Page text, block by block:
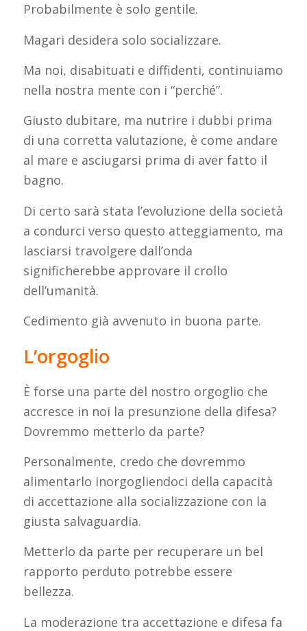
Probabilmente è solo gentile.
Magari desidera solo socializzare.
Ma noi, disabituati e diffidenti, continuiamo
nella nostra mente con i “perché”.
Giusto dubitare, ma nutrire i dubbi prima
di una corretta valutazione, è come andare
al mare e asciugarsi prima di aver fatto il
bagno.
Di certo sarà stata l’evoluzione della società
a condurci verso questo atteggiamento, ma
lasciarsi travolgere dall’onda
significherebbe approvare il crollo
dell’umanità.
Cedimento già avvenuto in buona parte.
L’orgoglio
È forse una parte del nostro orgoglio che
accresce in noi la presunzione della difesa?
Dovremmo metterlo da parte?
Personalmente, credo che dovremmo
alimentarlo inorgogliendoci della capacità
di accettazione alla socializzazione con la
giusta salvaguardia.
Metterlo da parte per recuperare un bel
rapporto perduto potrebbe essere
bellezza.
La moderazione tra accettazione e difesa fa